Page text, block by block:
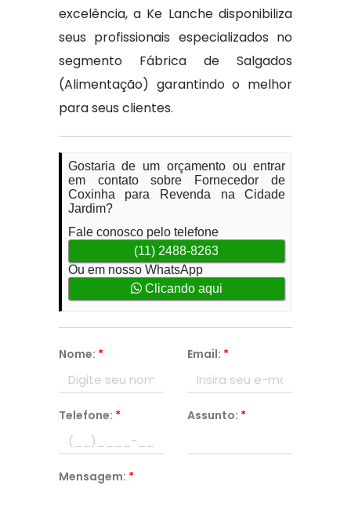
excelência, a Ke Lanche disponibiliza
seus profissionais especializados no
segmento Fábrica de Salgados
(Alimentação) garantindo o melhor
para seus clientes.
Gostaria de um orçamento ou entrar
em contato sobre Fornecedor de
Coxinha para Revenda na Cidade
Jardim?
Fale conosco pelo telefone
(11) 2488-8263
Ou em nosso WhatsApp
Clicando aqui
Nome: * Email: *
Telefone: * Assunto: *
Mensagem: *